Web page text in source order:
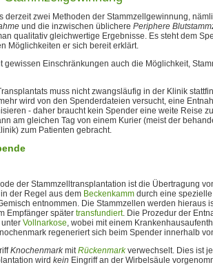
derzeit zwei Methoden der Stammzellgewinnung,
und die inzwischen üblichere Periphere
qualitativ gleichwertige Ergebnisse. Es steht dem
Möglichkeiten er sich bereit erklärt.
gewissen Einschränkungen auch die Möglichkeit,
muss nicht zwangsläufig in der Klinik
wird von den Spenderdateien versucht, eine
- daher braucht kein Spender eine weite Reise
am gleichen Tag von einem Kurier (meist der
zum Patienten gebracht.
der Stammzelltransplantation ist die Übertragung
der Regel aus dem Beckenkamm durch eine
entnommen. Die Stammzellen werden hieraus
Empfänger später transfundiert. Die Prozedur der
Vollnarkose, wobei mit einem
regeneriert sich beim Spender innerhalb
KnochenmarkmitRückenmarkverwechselt. Dies ist
wird kein Eingriff an der Wirbelsäule